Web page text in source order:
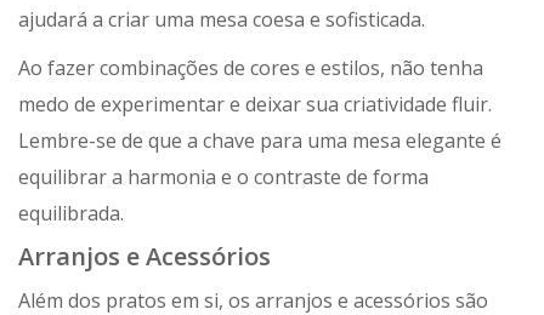
ajudará a criar uma mesa coesa e sofisticada.
Ao fazer combinações de cores e estilos, não tenha
medo de experimentar e deixar sua criatividade fluir.
Lembre-se de que a chave para uma mesa elegante é
equilibrar a harmonia e o contraste de forma
equilibrada.
Arranjos e Acessórios
Além dos pratos em si, os arranjos e acessórios são